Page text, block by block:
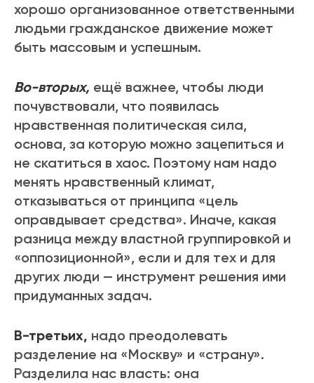
хорошо организованное ответственными
людьми гражданское движение может
быть массовым и успешным.
Во-вторых, ещё важнее, чтобы люди
почувствовали, что появилась
нравственная политическая сила,
основа, за которую можно зацепиться и
не скатиться в хаос. Поэтому нам надо
менять нравственный климат,
отказываться от принципа «цель
оправдывает средства». Иначе, какая
разница между властной группировкой и
«оппозиционной», если и для тех и для
других люди — инструмент решения ими
придуманных задач.
В-третьих, надо преодолевать
разделение на «Москву» и «страну».
Разделила нас власть: она